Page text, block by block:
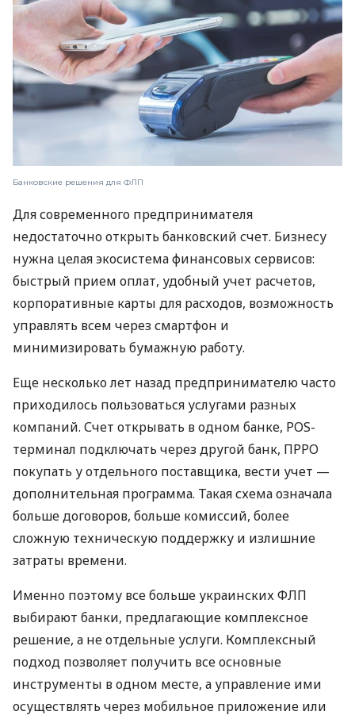
Банковские решения для ФЛП
Для современного предпринимателя
недостаточно открыть банковский счет. Бизнесу
нужна целая экосистема финансовых сервисов:
быстрый прием оплат, удобный учет расчетов,
корпоративные карты для расходов, возможность
управлять всем через смартфон и
минимизировать бумажную работу.
Еще несколько лет назад предпринимателю часто
приходилось пользоваться услугами разных
компаний. Счет открывать в одном банке, POS-
терминал подключать через другой банк, ПРРО
покупать у отдельного поставщика, вести учет —
дополнительная программа. Такая схема означала
больше договоров, больше комиссий, более
сложную техническую поддержку и излишние
затраты времени.
Именно поэтому все больше украинских ФЛП
выбирают банки, предлагающие комплексное
решение, а не отдельные услуги. Комплексный
подход позволяет получить все основные
инструменты в одном месте, а управление ими
осуществлять через мобильное приложение или